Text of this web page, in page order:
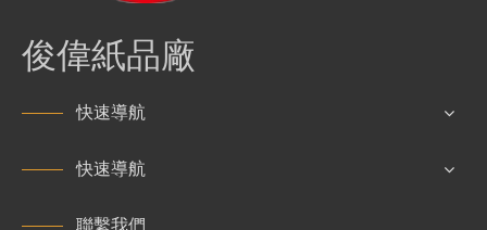
​俊偉紙品廠
快速導航
快速導航
聯繫我們